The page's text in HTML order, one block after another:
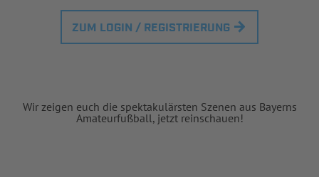
ZUM LOGIN / REGISTRIERUNG
Wir zeigen euch die spektakulärsten Szenen aus Bayerns
Amateurfußball, jetzt reinschauen!